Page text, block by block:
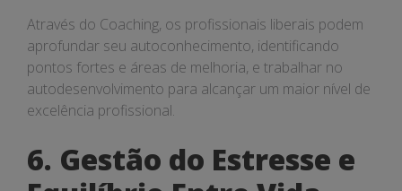
Através do Coaching, os profissionais liberais podem
aprofundar seu autoconhecimento, identificando
pontos fortes e áreas de melhoria, e trabalhar no
autodesenvolvimento para alcançar um maior nível de
excelência profissional.
6. Gestão do Estresse e